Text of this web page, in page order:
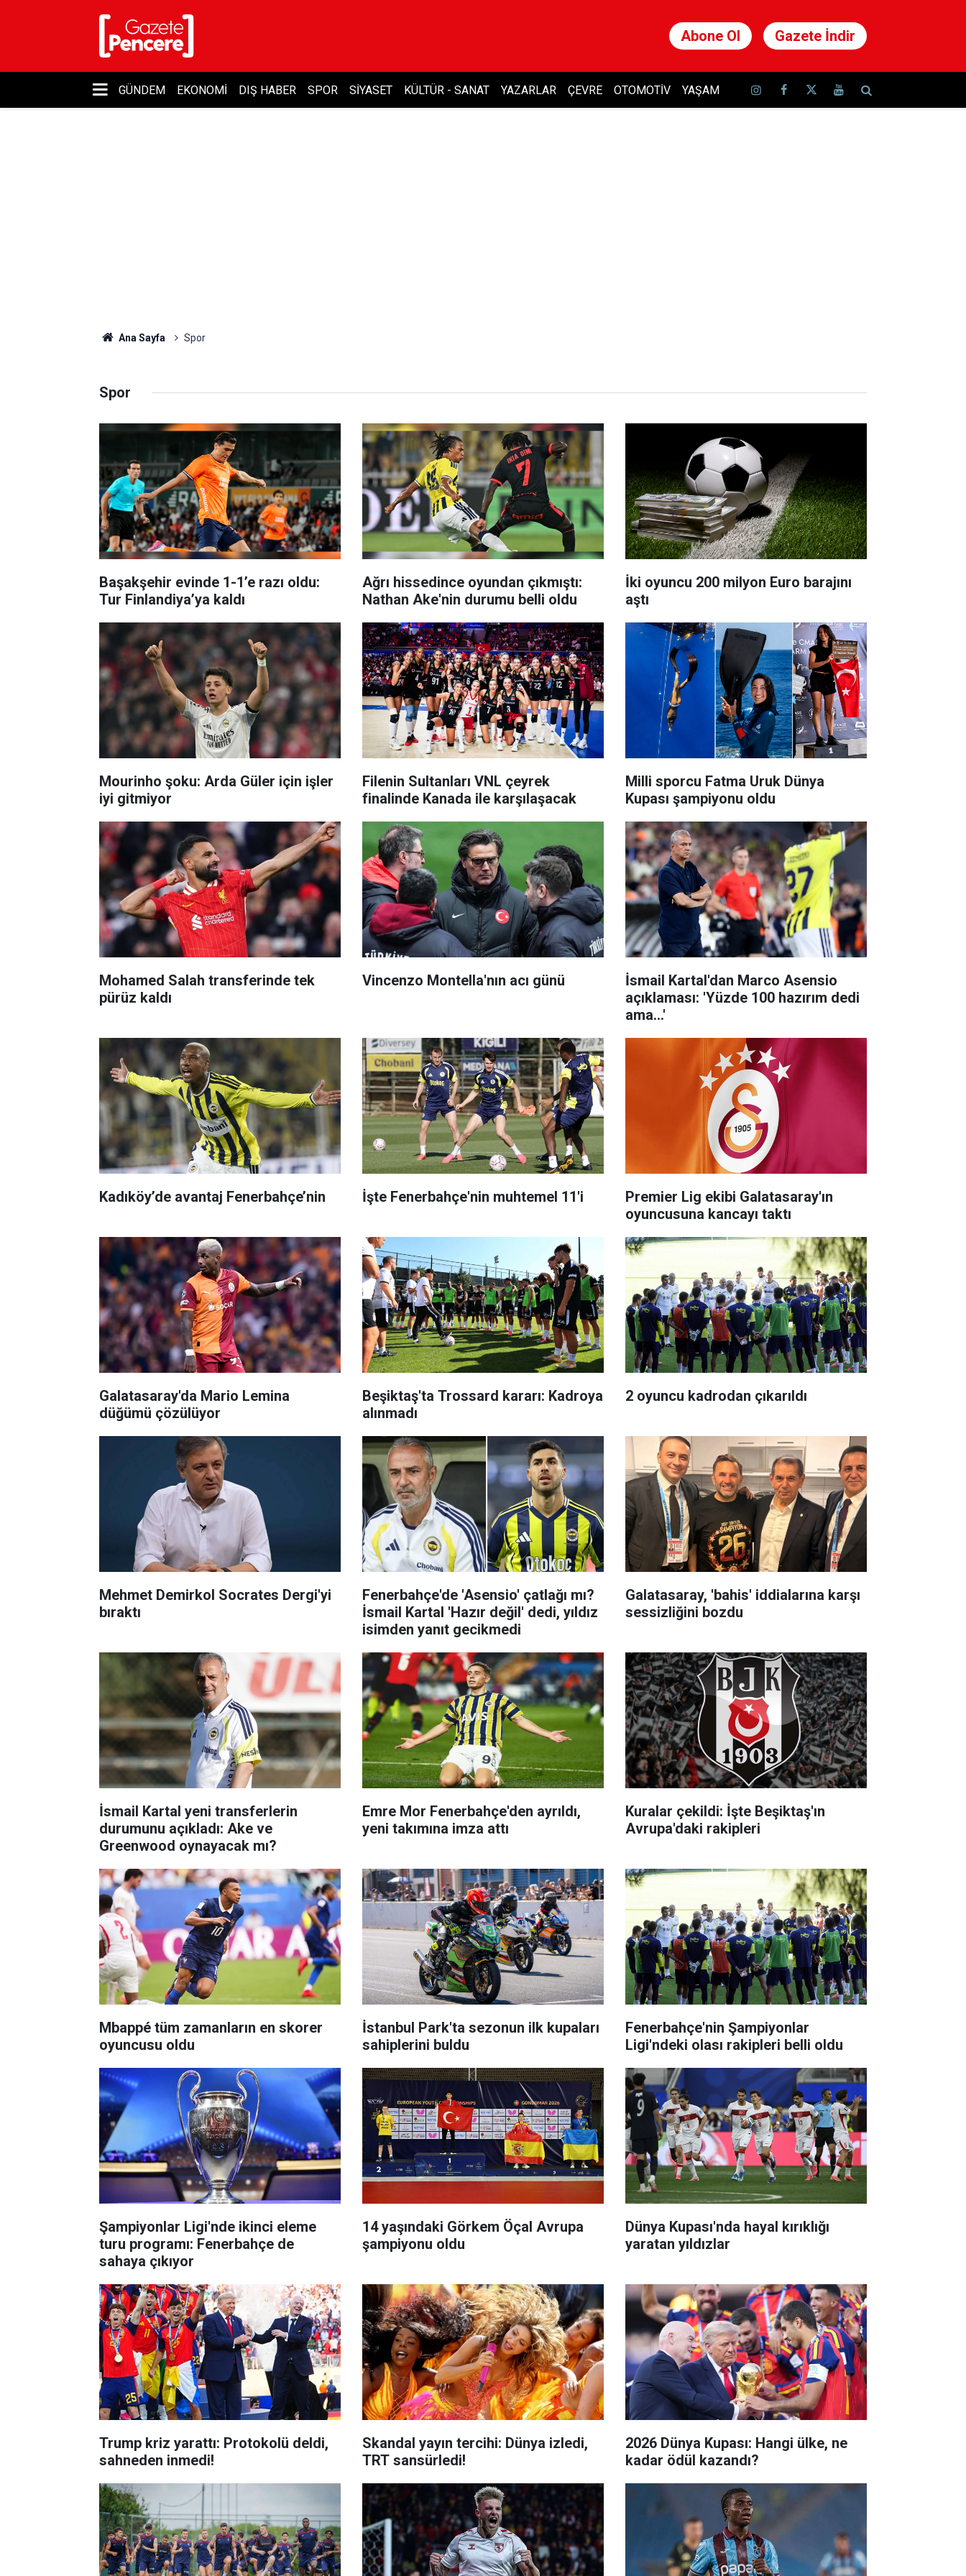
Abone Ol Gazete İndir
GÜNDEM EKONOMI DIŞ HABER SPOR SIYASET KÜLTÜR - SANAT YAZARLAR ÇEVRE OTOMOTIV YAŞAM
Ana Sayfa Spor
Spor
Başakşehir evinde 1-1’e razı oldu:
Tur Finlandiya’ya kaldı
Ağrı hissedince oyundan çıkmıştı:
Nathan Ake'nin durumu belli oldu
İki oyuncu 200 milyon Euro barajını
aştı
Mourinho şoku: Arda Güler için işler
iyi gitmiyor
Filenin Sultanları VNL çeyrek
finalinde Kanada ile karşılaşacak
Milli sporcu Fatma Uruk Dünya
Kupası şampiyonu oldu
Mohamed Salah transferinde tek
pürüz kaldı
Vincenzo Montella'nın acı günü
İsmail Kartal'dan Marco Asensio
açıklaması: 'Yüzde 100 hazırım dedi
ama...'
Kadıköy’de avantaj Fenerbahçe’nin İşte Fenerbahçe'nin muhtemel 11'i
Premier Lig ekibi Galatasaray'ın
oyuncusuna kancayı taktı
Galatasaray'da Mario Lemina
düğümü çözülüyor
Beşiktaş'ta Trossard kararı: Kadroya
alınmadı
2 oyuncu kadrodan çıkarıldı
Mehmet Demirkol Socrates Dergi'yi
bıraktı
Fenerbahçe'de 'Asensio' çatlağı mı?
İsmail Kartal 'Hazır değil' dedi, yıldız
isimden yanıt gecikmedi
Galatasaray, 'bahis' iddialarına karşı
sessizliğini bozdu
İsmail Kartal yeni transferlerin
durumunu açıkladı: Ake ve
Greenwood oynayacak mı?
Emre Mor Fenerbahçe'den ayrıldı,
yeni takımına imza attı
Kuralar çekildi: İşte Beşiktaş'ın
Avrupa'daki rakipleri
Mbappé tüm zamanların en skorer
oyuncusu oldu
İstanbul Park'ta sezonun ilk kupaları
sahiplerini buldu
Fenerbahçe'nin Şampiyonlar
Ligi'ndeki olası rakipleri belli oldu
Şampiyonlar Ligi'nde ikinci eleme
turu programı: Fenerbahçe de
sahaya çıkıyor
14 yaşındaki Görkem Öçal Avrupa
şampiyonu oldu
Dünya Kupası'nda hayal kırıklığı
yaratan yıldızlar
Trump kriz yarattı: Protokolü deldi,
sahneden inmedi!
Skandal yayın tercihi: Dünya izledi,
TRT sansürledi!
2026 Dünya Kupası: Hangi ülke, ne
kadar ödül kazandı?